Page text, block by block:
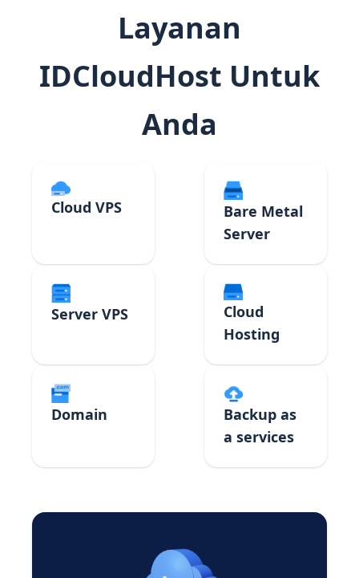
Layanan
IDCloudHost Untuk
Anda
Cloud VPS
Bare Metal
Server
Server VPS
Cloud
Hosting
Domain
Backup as
a services